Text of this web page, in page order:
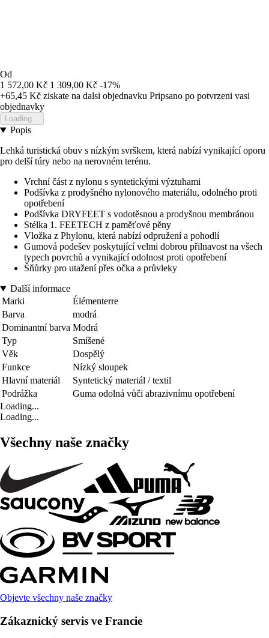
Od
1 572,00 Kč 1 309,00 Kč -17%
+65,45 Kč ziskate na dalsi objednavku Pripsano po potvrzeni vasi
objednavky
Loading...
Popis
Lehká turistická obuv s nízkým svrškem, která nabízí vynikající oporu
pro delší túry nebo na nerovném terénu.
Vrchní část z nylonu s syntetickými výztuhami
Podšívka z prodyšného nylonového materiálu, odolného proti
opotřebení
Podšívka DRYFEET s vodotěsnou a prodyšnou membránou
Stélka 1. FEETECH z paměťové pěny
Vložka z Phylonu, která nabízí odpružení a pohodlí
Gumová podešev poskytující velmi dobrou přilnavost na všech
typech povrchů a vynikající odolnost proti opotřebení
Šňůrky pro utažení přes očka a průvleky
Další informace
Marki
Élémenterre
Barva
modrá
Dominantní barva Modrá
Typ
Smíšené
Věk
Dospělý
Funkce
Nízký sloupek
Hlavní materiál
Syntetický materiál / textil
Podrážka
Guma odolná vůči abrazivnímu opotřebení
Loading...
Loading...
Všechny naše značky
Objevte všechny naše značky
Zákaznický servis ve Francie